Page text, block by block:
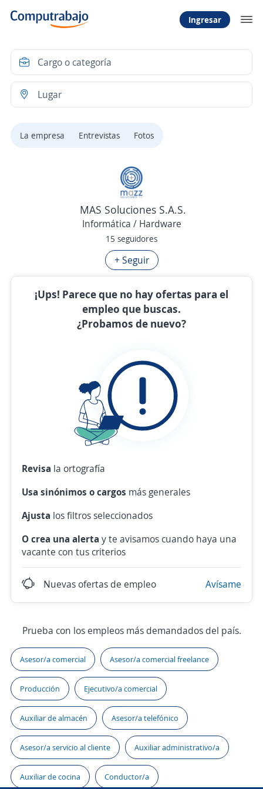
Ingresar
La empresa Entrevistas Fotos
MAS Soluciones S.A.S.
Informática / Hardware
15 seguidores
+ Seguir
¡Ups! Parece que no hay ofertas para el
empleo que buscas.
¿Probamos de nuevo?
Revisa la ortografía
Usa sinónimos o cargos más generales
Ajusta los filtros seleccionados
O crea una alerta y te avisamos cuando haya una
vacante con tus criterios
Nuevas ofertas de empleo Avísame
Prueba con los empleos más demandados del país.
Asesor/a comercial Asesor/a comercial freelance
Producción Ejecutivo/a comercial
Auxiliar de almacén Asesor/a telefónico
Asesor/a servicio al cliente Auxiliar administrativo/a
Auxiliar de cocina Conductor/a